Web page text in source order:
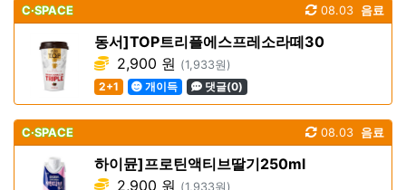
C·SPACE 음료
08.03
동서]TOP트리플에스프레소라떼30
2,900 원 (1,933원)
2+1
개이득 댓글(0)
C·SPACE 음료
08.03
하이뮨]프로틴액티브딸기250ml
2,900 원 (1,933원)